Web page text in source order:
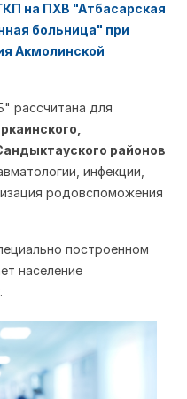
на ПХВ "Атбасарская
больница" при
Акмолинской
рассчитана для
районов
инфекции,
родовспоможения
построенном
население